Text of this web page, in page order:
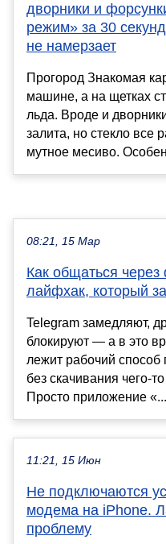
дворники и
режим» за 30
не намерзает
Прогород Знакомая
машине, а на щетках
льда. Вроде и
залита, но стекло все
мутное месиво.
08:21, 15 Мар
Как общаться
лайфхак, который
Telegram замедляют,
блокируют — а в это
лежит рабочий
без скачивания чего-
Просто приложение «...
11:21, 15 Июн
Не подключаются
модема на iPhone.
проблему